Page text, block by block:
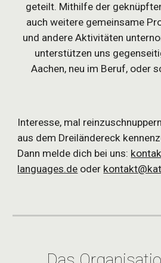
geteilt. Mithilfe der
auch weitere gemeinsame
und andere Aktivitäten
unterstützen uns
Aachen, neu im Beruf, oder
Interesse, mal
aus dem Dreiländereck
Dann melde dich bei uns:
languages.de oder